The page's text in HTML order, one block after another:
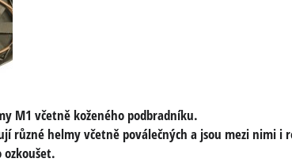
M1 včetně koženého podbradníku.
různé helmy včetně poválečných a jsou mezi nimi